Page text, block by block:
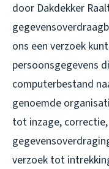
door Dakdekker
ons een verzoek
persoonsgegevens
computerbestand
genoemde
tot inzage,
verzoek tot